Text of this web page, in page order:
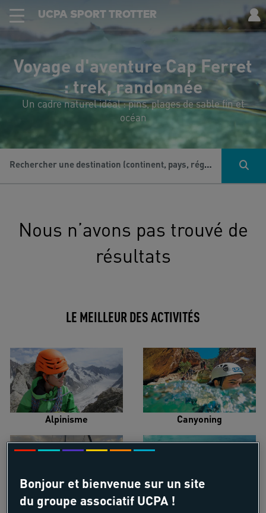
UCPA SPORT TROTTER
Voyage d'aventure Cap Ferret
: trek, randonnée
Un cadre naturel idéal : pins, plages de sable fin et
océan
Rechercher une destination (continent, pays, région...), une activité...
Nous n’avons pas trouvé de
résultats
LE MEILLEUR DES ACTIVITÉS
Alpinisme Canyoning
Croisière voilier Kayak de mer
Bonjour et bienvenue sur un site
du groupe associatif UCPA !